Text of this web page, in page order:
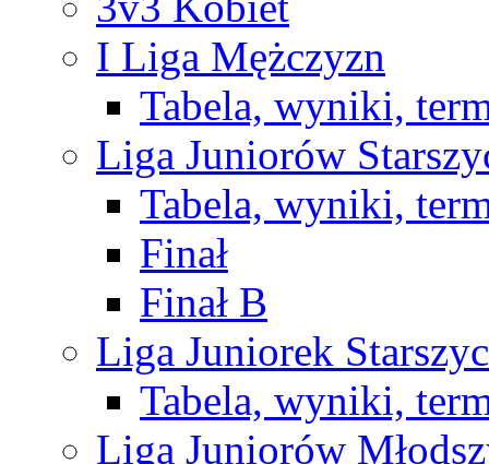
I Liga Mężczyzn
Tabela, wyniki,
Liga Juniorów
Tabela, wyniki,
Finał
Finał B
Liga Juniorek
Tabela, wyniki,
Liga Juniorów